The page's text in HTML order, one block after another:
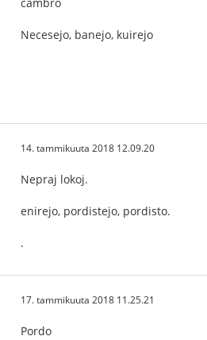
Necesejo, banejo, kuirejo
14. tammikuuta 2018 12.09.20
Nepraj lokoj.
enirejo, pordistejo, pordisto.
.
17. tammikuuta 2018 11.25.21
Pordo